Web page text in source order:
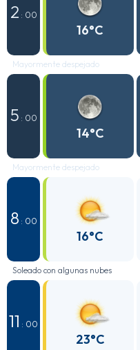
2 : 00
16°C
Mayormente despejado
5 : 00
14°C
Mayormente despejado
8 : 00
16°C
Soleado con algunas nubes
11 : 00
23°C